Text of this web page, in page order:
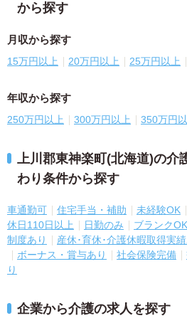
から探す
月収から探す
15万円以上 20万円以上 25万円以上
年収から探す
250万円以上 300万円以上 350万円
上川郡東神楽町(北海道)の介
わり条件から探す
車通勤可 住宅手当・補助 未経験OK
休日110日以上
日勤のみ ブランクOK
制度あり
産休･育休･介護休暇取得実績
ボーナス・賞与あり
社会保険完備
り
企業から介護の求人を探す